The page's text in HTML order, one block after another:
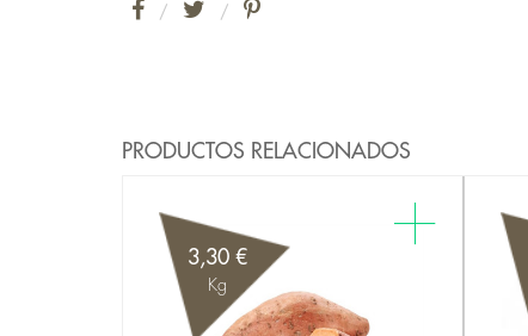
/ /
PRODUCTOS RELACIONADOS
3,30 €
Kg